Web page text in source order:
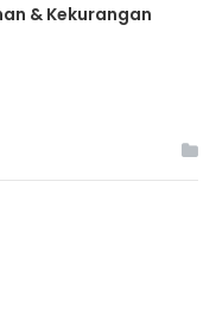
& Kekurangan